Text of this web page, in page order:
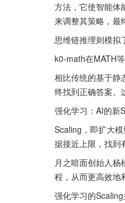
方法，它使智能体
来调整其策略，最
思维链推理则模拟
k0-math在MATH
相比传统的基于静
终找到正确答案。
强化学习：AI的新
Scaling，即扩大
据接近上限，找到
月之暗面创始人
程，从而更高效地
强化学习的